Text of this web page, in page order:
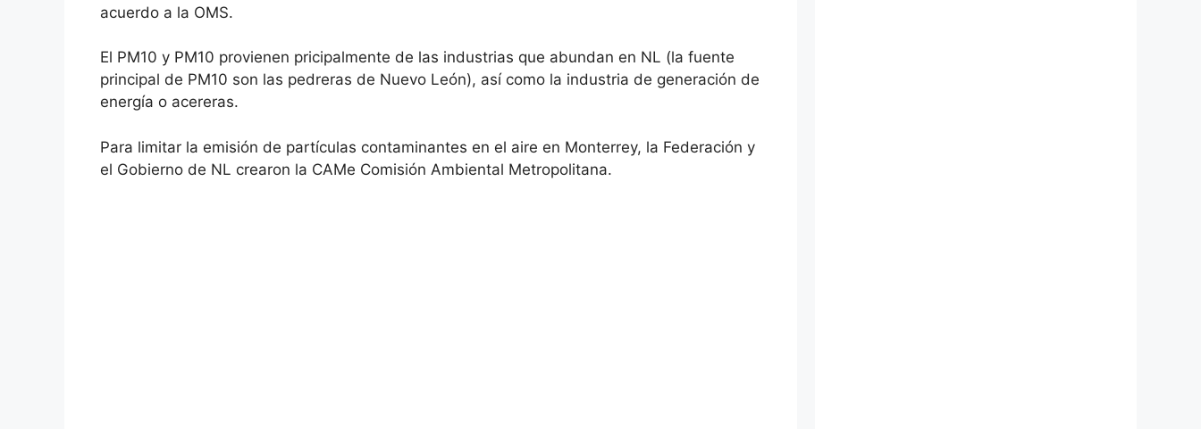
acuerdo a la OMS.
El PM10 y PM10 provienen pricipalmente de las industrias que abundan en NL (la fuente
principal de PM10 son las pedreras de Nuevo León), así como la industria de generación de
energía o acereras.
Para limitar la emisión de partículas contaminantes en el aire en Monterrey, la Federación y
el Gobierno de NL crearon la CAMe Comisión Ambiental Metropolitana.